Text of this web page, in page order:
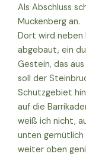
Als Abschluss
Muckenberg an.
Dort wird neben
abgebaut, ein
Gestein, das
soll der
Schutzgebiet
auf die
weiß ich nicht,
unten gemütlich
weiter oben